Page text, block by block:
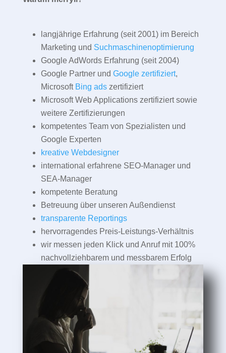
langjährige Erfahrung (seit 2001) im Bereich
Marketing und Suchmaschinenoptimierung
Google AdWords Erfahrung (seit 2004)
Google Partner und Google zertifiziert,
Microsoft Bing adszertifiziert
Microsoft Web Applications zertifiziert sowie
weitere Zertifizierungen
kompetentes Team von Spezialisten und
Google Experten
kreative Webdesigner
international erfahrene SEO-Manager und
SEA-Manager
kompetente Beratung
Betreuung über unseren Außendienst
transparente Reportings
hervorragendes Preis-Leistungs-Verhältnis
wir messen jeden Klick und Anruf mit 100%
nachvollziehbarem und messbarem Erfolg